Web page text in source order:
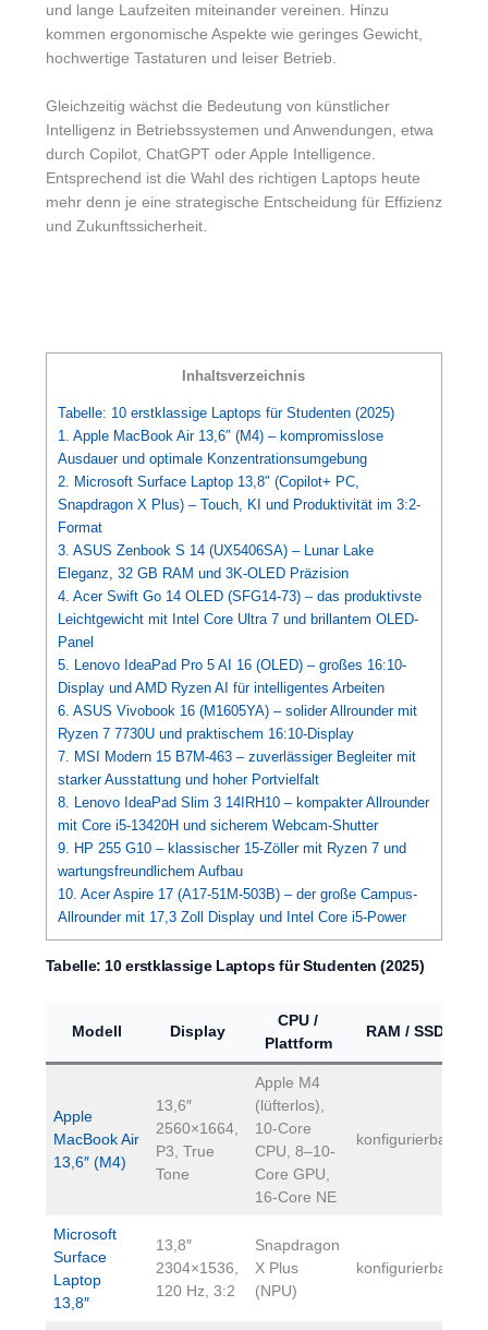
und lange Laufzeiten miteinander vereinen. Hinzu
kommen ergonomische Aspekte wie geringes Gewicht,
hochwertige Tastaturen und leiser Betrieb.
Gleichzeitig wächst die Bedeutung von künstlicher
Intelligenz in Betriebssystemen und Anwendungen, etwa
durch Copilot, ChatGPT oder Apple Intelligence.
Entsprechend ist die Wahl des richtigen Laptops heute
mehr denn je eine strategische Entscheidung für Effizienz
und Zukunftssicherheit.
Inhaltsverzeichnis
Tabelle: 10 erstklassige Laptops für Studenten (2025)
1. Apple MacBook Air 13,6″ (M4) – kompromisslose
Ausdauer und optimale Konzentrationsumgebung
2. Microsoft Surface Laptop 13,8″ (Copilot+ PC,
Snapdragon X Plus) – Touch, KI und Produktivität im 3:2-
Format
3. ASUS Zenbook S 14 (UX5406SA) – Lunar Lake
Eleganz, 32 GB RAM und 3K-OLED Präzision
4. Acer Swift Go 14 OLED (SFG14-73) – das produktivste
Leichtgewicht mit Intel Core Ultra 7 und brillantem OLED-
Panel
5. Lenovo IdeaPad Pro 5 AI 16 (OLED) – großes 16:10-
Display und AMD Ryzen AI für intelligentes Arbeiten
6. ASUS Vivobook 16 (M1605YA) – solider Allrounder mit
Ryzen 7 7730U und praktischem 16:10-Display
7. MSI Modern 15 B7M-463 – zuverlässiger Begleiter mit
starker Ausstattung und hoher Portvielfalt
8. Lenovo IdeaPad Slim 3 14IRH10 – kompakter Allrounder
mit Core i5-13420H und sicherem Webcam-Shutter
9. HP 255 G10 – klassischer 15-Zöller mit Ryzen 7 und
wartungsfreundlichem Aufbau
10. Acer Aspire 17 (A17-51M-503B) – der große Campus-
Allrounder mit 17,3 Zoll Display und Intel Core i5-Power
Tabelle: 10 erstklassige Laptops für Studenten (2025)
Modell Display
CPU /
Plattform
RAM / SSD
Apple
MacBook Air
13,6″ (M4)
13,6″
2560×1664,
P3, True
Tone
Apple M4
(lüfterlos),
10-Core
CPU, 8–10-
Core GPU,
16-Core NE
konfigurierbar
Microsoft
Surface
Laptop
13,8″
13,8″
2304×1536,
120 Hz, 3:2
Snapdragon
X Plus
(NPU)
konfigurierbar